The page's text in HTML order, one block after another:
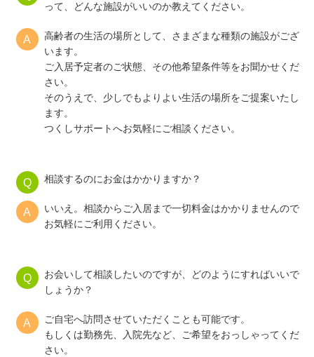
って、どんな施設がいいのか教えてください。
高齢者の生活の場所として、さまざまな種類の施設がござ
います。
ご入居予定者のご状態、その他希望条件等をお聞かせくだ
さい。
そのうえで、少しでもよりよい生活の場所をご提案いたし
ます。
つくしサポートへお気軽にご相談ください。
相談するのにお金はかかりますか？
いいえ。相談からご入居まで一切料金はかかりませんので
お気軽にご利用ください。
お会いして相談したいのですが、どのようにすればいいで
しょうか？
ご自宅へ訪問させていただくことも可能です。
もしくは勤務先、入院先など、ご希望をおっしゃってくだ
さい。